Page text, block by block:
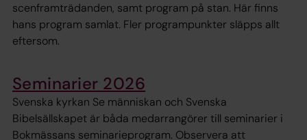
scenframträdanden, samt program på stan. Här finns
hans program samlat. Fler programpunkter släpps allt
eftersom.
Seminarier 2026
Svenska kyrkan Se människan och Svenska
Bibelsällskapet är båda medarrangörer till seminarier i
Bokmässans seminarieprogram. Observera att